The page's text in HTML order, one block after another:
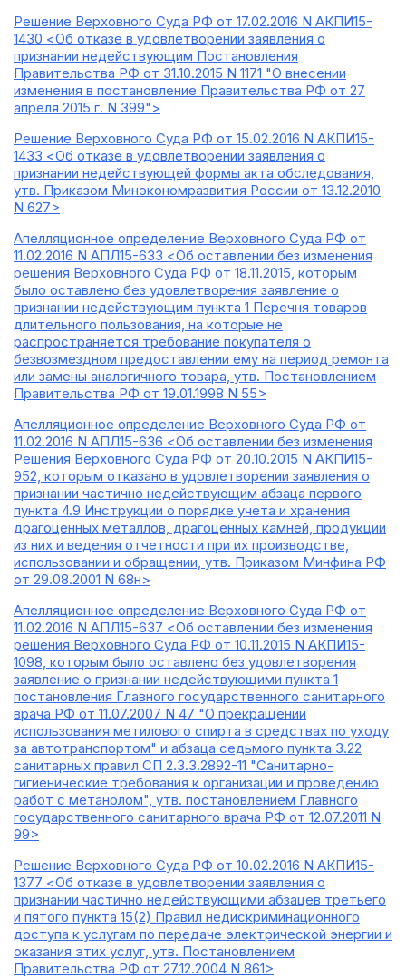
Решение Верховного Суда РФ от 17.02.2016 N АКПИ15-
1430 <Об отказе в удовлетворении заявления о
признании недействующим Постановления
Правительства РФ от 31.10.2015 N 1171 "О внесении
изменения в постановление Правительства РФ от 27
апреля 2015 г. N 399">
Решение Верховного Суда РФ от 15.02.2016 N АКПИ15-
1433 <Об отказе в удовлетворении заявления о
признании недействующей формы акта обследования,
утв. Приказом Минэкономразвития России от 13.12.2010
N 627>
Апелляционное определение Верховного Суда РФ от
11.02.2016 N АПЛ15-633 <Об оставлении без изменения
решения Верховного Суда РФ от 18.11.2015, которым
было оставлено без удовлетворения заявление о
признании недействующим пункта 1 Перечня товаров
длительного пользования, на которые не
распространяется требование покупателя о
безвозмездном предоставлении ему на период ремонта
или замены аналогичного товара, утв. Постановлением
Правительства РФ от 19.01.1998 N 55>
Апелляционное определение Верховного Суда РФ от
11.02.2016 N АПЛ15-636 <Об оставлении без изменения
Решения Верховного Суда РФ от 20.10.2015 N АКПИ15-
952, которым отказано в удовлетворении заявления о
признании частично недействующим абзаца первого
пункта 4.9 Инструкции о порядке учета и хранения
драгоценных металлов, драгоценных камней, продукции
из них и ведения отчетности при их производстве,
использовании и обращении, утв. Приказом Минфина РФ
от 29.08.2001 N 68н>
Апелляционное определение Верховного Суда РФ от
11.02.2016 N АПЛ15-637 <Об оставлении без изменения
решения Верховного Суда РФ от 10.11.2015 N АКПИ15-
1098, которым было оставлено без удовлетворения
заявление о признании недействующими пункта 1
постановления Главного государственного санитарного
врача РФ от 11.07.2007 N 47 "О прекращении
использования метилового спирта в средствах по уходу
за автотранспортом" и абзаца седьмого пункта 3.22
санитарных правил СП 2.3.3.2892-11 "Санитарно-
гигиенические требования к организации и проведению
работ с метанолом", утв. постановлением Главного
государственного санитарного врача РФ от 12.07.2011 N
99>
Решение Верховного Суда РФ от 10.02.2016 N АКПИ15-
1377 <Об отказе в удовлетворении заявления о
признании частично недействующими абзацев третьего
и пятого пункта 15(2) Правил недискриминационного
доступа к услугам по передаче электрической энергии и
оказания этих услуг, утв. Постановлением
Правительства РФ от 27.12.2004 N 861>